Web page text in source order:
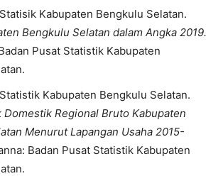
Kabupaten Bengkulu Selatan.
Bengkulu Selatan dalam Angka 2019.
Pusat Statistik Kabupaten
Kabupaten Bengkulu Selatan.
Domestik Regional Bruto Kabupaten
Menurut Lapangan Usaha 2015-
Badan Pusat Statistik Kabupaten